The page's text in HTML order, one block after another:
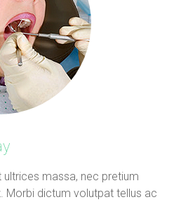
ultrices massa, nec pretium
Morbi dictum volutpat tellus ac